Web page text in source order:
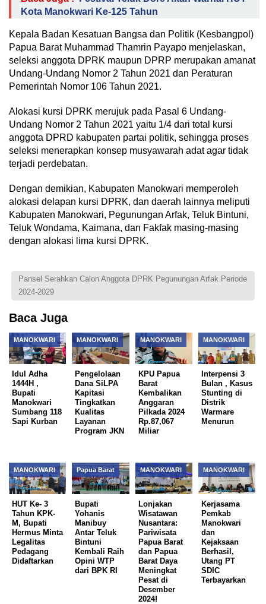
Kota Manokwari Ke-125 Tahun
Kepala Badan Kesatuan Bangsa dan Politik (Kesbangpol)
Papua Barat Muhammad Thamrin Payapo menjelaskan,
seleksi anggota DPRK maupun DPRP merupakan amanat
Undang-Undang Nomor 2 Tahun 2021 dan Peraturan
Pemerintah Nomor 106 Tahun 2021.
Alokasi kursi DPRK merujuk pada Pasal 6 Undang-
Undang Nomor 2 Tahun 2021 yaitu 1/4 dari total kursi
anggota DPRD kabupaten partai politik, sehingga proses
seleksi menerapkan konsep musyawarah adat agar tidak
terjadi perdebatan.
Dengan demikian, Kabupaten Manokwari memperoleh
alokasi delapan kursi DPRK, dan daerah lainnya meliputi
Kabupaten Manokwari, Pegunungan Arfak, Teluk Bintuni,
Teluk Wondama, Kaimana, dan Fakfak masing-masing
dengan alokasi lima kursi DPRK.
Pansel Serahkan Calon Anggota DPRK Pegunungan Arfak Periode
2024-2029
Baca Juga
MANOKWARI
Idul Adha
1444H ,
Bupati
Manokwari
Sumbang 118
Sapi Kurban
MANOKWARI
Pengelolaan
Dana SiLPA
Kapitasi
Tingkatkan
Kualitas
Layanan
Program JKN
MANOKWARI
KPU Papua
Barat
Kembalikan
Anggaran
Pilkada 2024
Rp.87,067
Miliar
MANOKWARI
Interpensi 3
Bulan , Kasus
Stunting di
Distrik
Warmare
Menurun
MANOKWARI
HUT Ke- 3
Tahun KPK-
M, Bupati
Hermus Minta
Legalitas
Pedagang
Didaftarkan
Papua Barat
Bupati
Yohanis
Manibuy
Antar Teluk
Bintuni
Kembali Raih
Opini WTP
dari BPK RI
MANOKWARI
Lonjakan
Wisatawan
Nusantara:
Pariwisata
Papua Barat
dan Papua
Barat Daya
Meningkat
Pesat di
Desember
2024!
MANOKWARI
Kerjasama
Pemkab
Manokwari
dan
Kejaksaan
Berhasil,
Utang PT
SDIC
Terbayarkan